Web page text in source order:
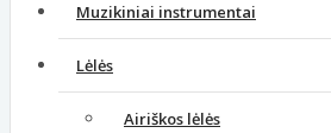
Muzikiniai instrumentai
Lėlės
Airiškos lėlės